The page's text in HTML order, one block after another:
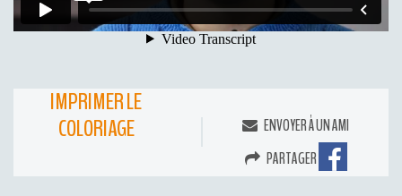
IMPRIMER LE
COLORIAGE
ENVOYER À UN AMI
PARTAGER